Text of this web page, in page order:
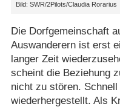
Bild: SWR/​2Pilots/​Claudia Rorarius
Die Dorfgemeinschaft
Auswanderern ist erst
langer Zeit
scheint die Beziehung
nicht zu stören.
wiederhergestellt. Als